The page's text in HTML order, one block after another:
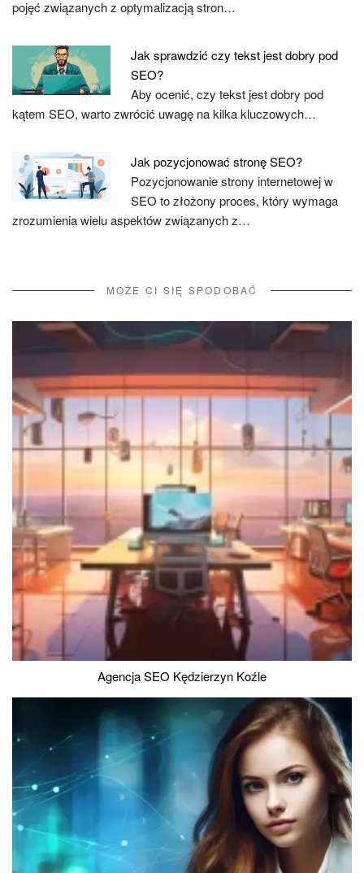
pojęć związanych z optymalizacją stron…
Jak sprawdzić czy tekst jest dobry pod
SEO?
Aby ocenić, czy tekst jest dobry pod
kątem SEO, warto zwrócić uwagę na kilka kluczowych…
Jak pozycjonować stronę SEO?
Pozycjonowanie strony internetowej w
SEO to złożony proces, który wymaga
zrozumienia wielu aspektów związanych z…
MOŻE CI SIĘ SPODOBAĆ
Agencja SEO Kędzierzyn Koźle